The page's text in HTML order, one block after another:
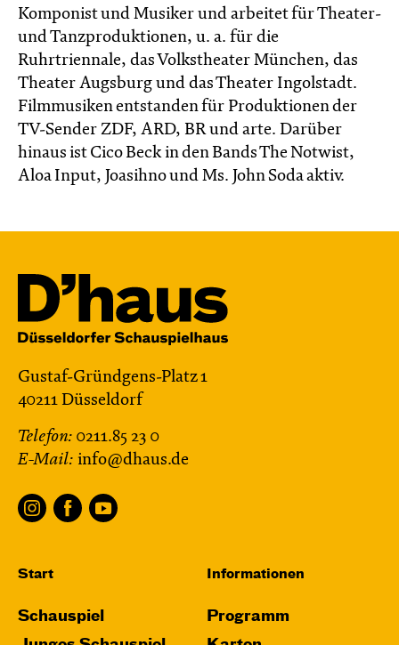
Komponist und Musiker und arbeitet für Theater-
und Tanzproduktionen, u. a. für die
Ruhrtriennale, das Volkstheater München, das
Theater Augsburg und das Theater Ingolstadt.
Filmmusiken entstanden für Produktionen der
TV-Sender ZDF, ARD, BR und arte. Darüber
hinaus ist Cico Beck in den Bands The Notwist,
Aloa Input, Joasihno und Ms. John Soda aktiv.
Gustaf-Gründgens-Platz 1
40211 Düsseldorf
Telefon: 0211.85 23 0
E-Mail: info@dhaus.de
Start
Schauspiel
Informationen
Programm